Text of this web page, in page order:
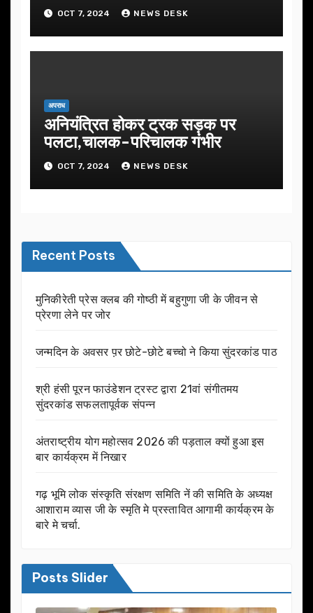
OCT 7, 2024 NEWS DESK
अपराध
अनियंत्रित होकर ट्रक सड़क पर
पलटा,चालक-परिचालक गंभीर
OCT 7, 2024 NEWS DESK
Recent Posts
मुनिकीरेती प्रेस क्लब की गोष्ठी में बहुगुणा जी के जीवन से
प्रेरणा लेने पर जोर
जन्मदिन के अवसर प़र छोटे-छोटे बच्चो ने किया सुंदरकांड पाठ
श्री हंसी पूरन फाउंडेशन ट्रस्ट द्वारा 21वां संगीतमय
सुंदरकांड सफलतापूर्वक संपन्न
अंतराष्ट्रीय योग महोत्सव 2026 की पड़ताल क्यों हुआ इस
बार कार्यक्रम में निखार
गढ़ भूमि लोक संस्कृति संरक्षण समिति नें की समिति के अध्यक्ष
आशाराम व्यास जी के स्मृति मे प्रस्तावित आगामी कार्यक्रम के
बारे मे चर्चा.
Posts Slider